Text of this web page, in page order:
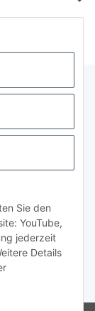
Sie den
YouTube,
jederzeit
Details